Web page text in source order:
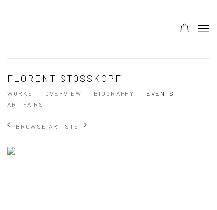
FLORENT STOSSKOPF
WORKS OVERVIEW BIOGRAPHY
EVENTS
ART FAIRS
BROWSE ARTISTS